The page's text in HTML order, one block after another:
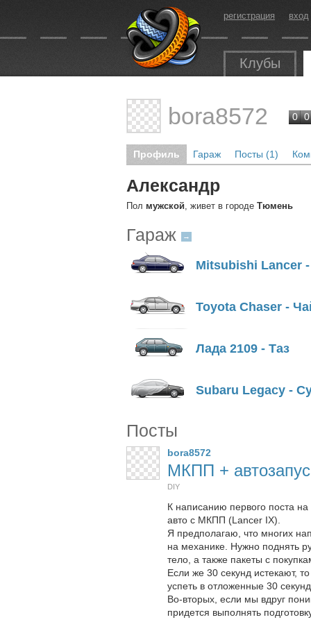
регистрация вход
Клубы
bora8572 0 0
Профиль Гараж Посты (1)
Александр
Пол мужской, живет в городе Тюмень
Гараж →
Mitsubishi Lancer
Toyota Chaser -
Лада 2109 - Таз
Subaru Legacy -
Посты
bora8572
МКПП +
DIY
К написанию первого поста
авто с МКПП (Lancer IX).
Я предполагаю, что многих
на механике. Нужно поднять
тело, а также пакеты с
Если же 30 секунд истекают,
успеть в отложенные 30
Во-вторых, если мы вдруг
придется выполнять